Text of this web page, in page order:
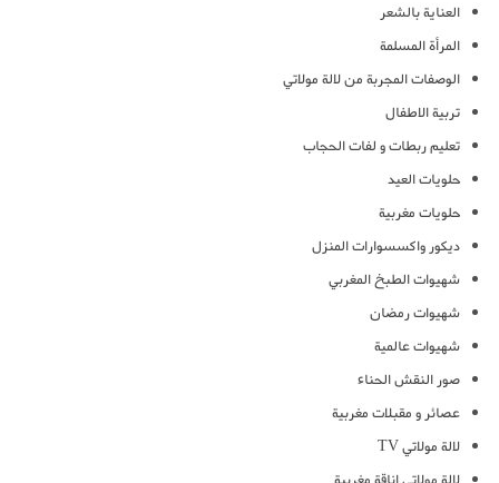
العناية بالشعر
المرأة المسلمة
الوصفات المجربة من لالة مولاتي
تربية الاطفال
تعليم ربطات و لفات الحجاب
حلويات العيد
حلويات مغربية
ديكور واكسسوارات المنزل
شهيوات الطبخ المغربي
شهيوات رمضان
شهيوات عالمية
صور النقش الحناء
عصائر و مقبلات مغربية
لالة مولاتي TV